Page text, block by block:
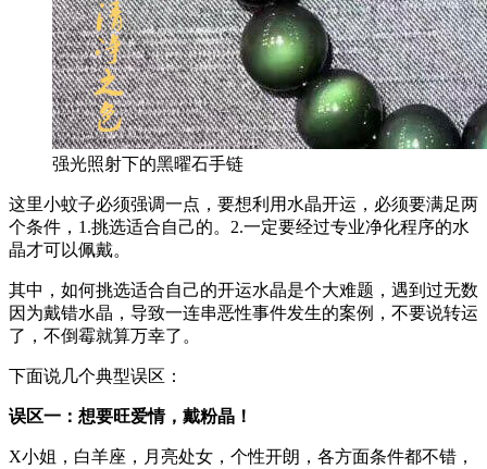
强光照射下的黑曜石手链
这里小蚊子必须强调一点，要想利用水晶开运，必须要满足两
个条件，1.挑选适合自己的。2.一定要经过专业净化程序的水
晶才可以佩戴。
其中，如何挑选适合自己的开运水晶是个大难题，遇到过无数
因为戴错水晶，导致一连串恶性事件发生的案例，不要说转运
了，不倒霉就算万幸了。
下面说几个典型误区：
误区一：想要旺爱情，戴粉晶！
X小姐，白羊座，月亮处女，个性开朗，各方面条件都不错，